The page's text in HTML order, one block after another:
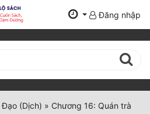
Đăng nhập
Đạo (Dịch) » Chương 16: Quán trà